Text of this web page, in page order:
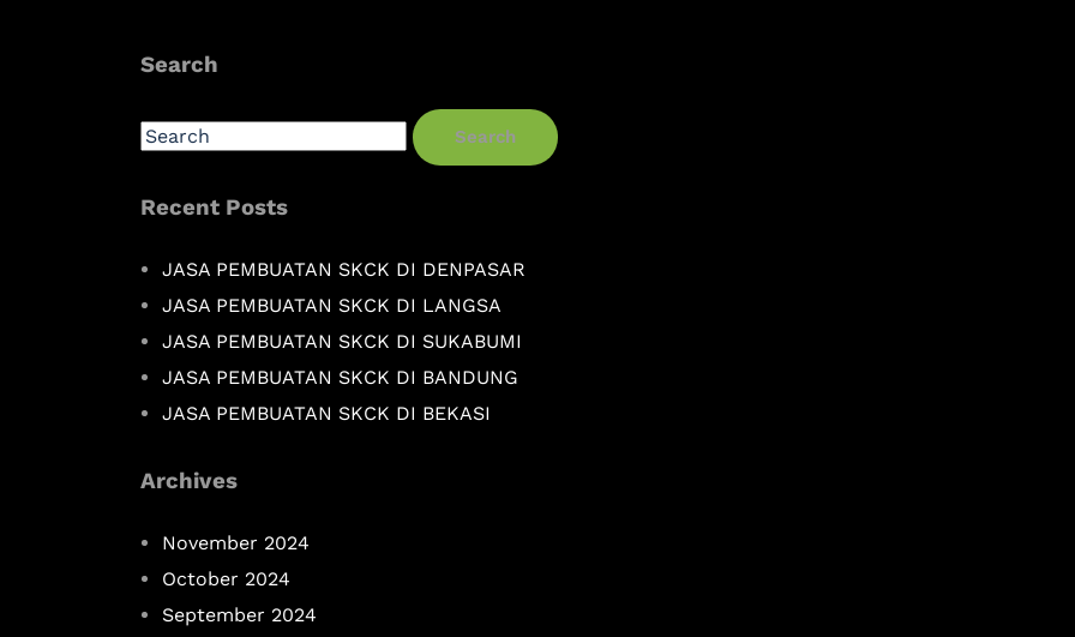
Search
Search
Recent Posts
JASA PEMBUATAN SKCK DI DENPASAR
JASA PEMBUATAN SKCK DI LANGSA
JASA PEMBUATAN SKCK DI SUKABUMI
JASA PEMBUATAN SKCK DI BANDUNG
JASA PEMBUATAN SKCK DI BEKASI
Archives
November 2024
October 2024
September 2024